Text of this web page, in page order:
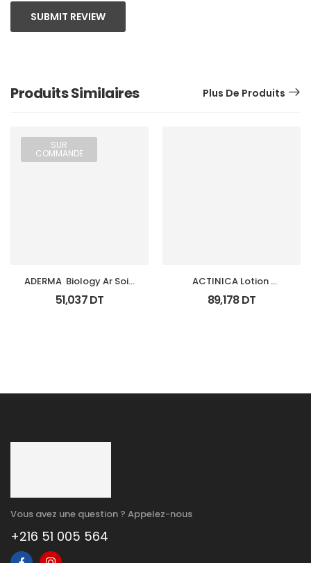
SUBMIT REVIEW
Produits Similaires Plus De Produits
SUR
COMMANDE
ADERMA  Biology Ar Soin
Anti Rougeurs Tb 40 Ml
51,037DT
ACTINICA Lotion
Spf50+ Fl 80 Ml
89,178DT
Vous avez une question ? Appelez-nous
+216 51 005 564